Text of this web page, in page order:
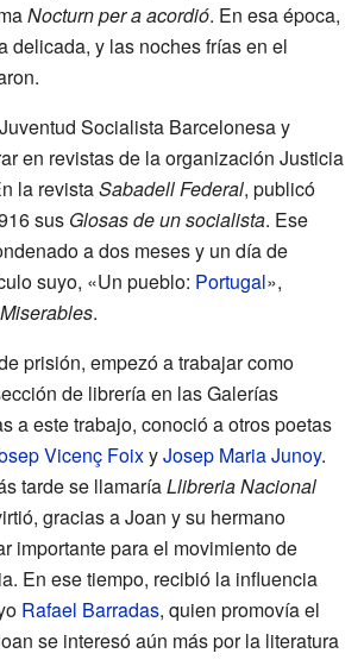
Nocturn per a acordió. En esa época,
delicada, y las noches frías en el
Socialista Barcelonesa y
en revistas de la organización Justicia
la revistaSabadell Federal, publicó
sus Glosas de un socialista. Ese
a dos meses y un día de
suyo, «Un pueblo: Portugal»,
.
prisión, empezó a trabajar como
de librería en las Galerías
a este trabajo, conoció a otros poetas
Vicenç FoixyJosep Maria Junoy.
tarde se llamaríaLlibreria Nacional
gracias a Joan y su hermano
importante para el movimiento de
En ese tiempo, recibió la influencia
Rafael Barradas, quien promovía el
se interesó aún más por la literatura